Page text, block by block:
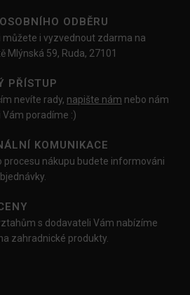
ODBĚRU
můžete i vyzvednout zdarma na
Mlýnská 59, Ruda, 27101
PŘÍSTUP
nevíte rady, napište nám nebo nám
Vám poradíme :)
KOMUNIKACE
procesu nákupu budete informováni
s dodavateli Vám nabízíme
zahradnické produkty.